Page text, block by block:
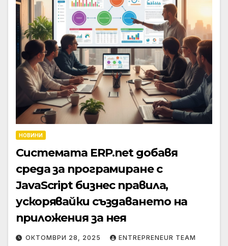
НОВИНИ
Системата ERP.net добавя
среда за програмиране с
JavaScript бизнес правила,
ускорявайки създаването на
приложения за нея
ОКТОМВРИ 28, 2025 ENTREPRENEUR TEAM